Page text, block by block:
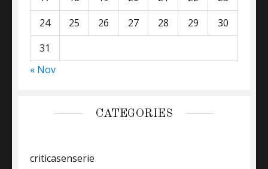
24
25 26 27 28 29
30
31
« Nov
CATEGORIES
criticasenserie